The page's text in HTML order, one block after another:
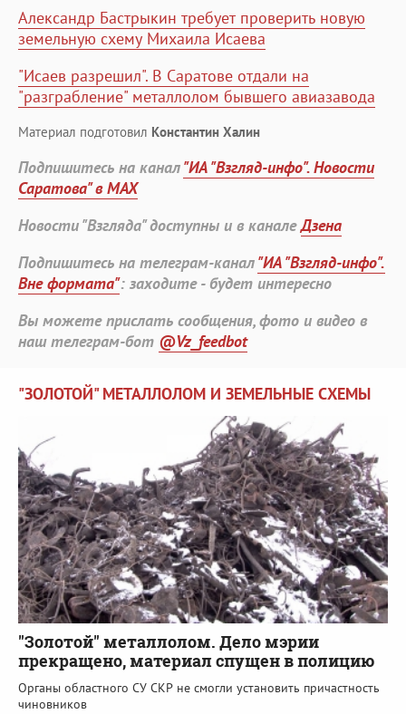
Александр Бастрыкин требует проверить новую
земельную схему Михаила Исаева
"Исаев разрешил". В Саратове отдали на
"разграбление" металлолом бывшего авиазавода
Материал подготовил Константин Халин
Подпишитесь на канал"ИА "Взгляд-инфо". Новости
Саратова" в MAX
Новости "Взгляда" доступны и в каналеДзена
Подпишитесь на телеграм-канал"ИА "Взгляд-инфо".
Вне формата": заходите - будет интересно
Вы можете прислать сообщения, фото и видео в
наш телеграм-бот @Vz_feedbot
"ЗОЛОТОЙ" МЕТАЛЛОЛОМ И ЗЕМЕЛЬНЫЕ СХЕМЫ
"Золотой" металлолом. Дело мэрии
прекращено, материал спущен в полицию
Органы областного СУ СКР не смогли установить причастность
чиновников